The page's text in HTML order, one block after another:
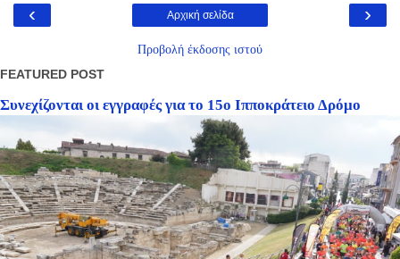
‹ ›
Αρχική σελίδα
Προβολή έκδοσης ιστού
FEATURED POST
Συνεχίζονται οι εγγραφές για το 15ο Ιπποκράτειο Δρόμο